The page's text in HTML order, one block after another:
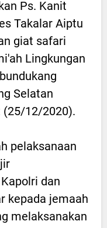
Ps. Kanit
Takalar Aiptu
giat safari
Lingkungan
Selatan
(25/12/2020).
pelaksanaan
dan
kepada jemaah
melaksanakan